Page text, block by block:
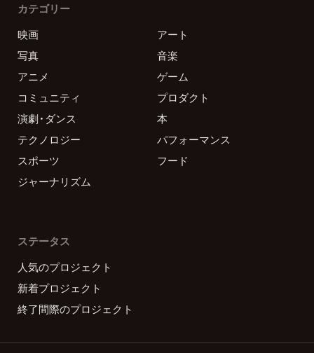
カテゴリー
映画
アート
写真
音楽
アニメ
ゲーム
コミュニティ
プロダクト
演劇・ダンス
本
テクノロジー
パフォーマンス
スポーツ
フード
ジャーナリズム
ステータス
人気のプロジェクト
新着プロジェクト
終了間際のプロジェクト